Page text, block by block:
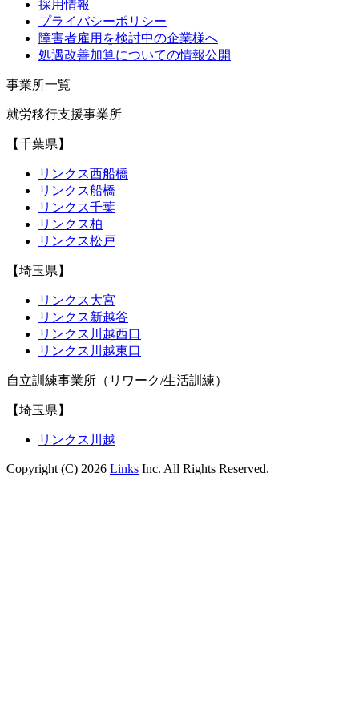
採用情報
プライバシーポリシー
障害者雇用を検討中の企業様へ
処遇改善加算についての情報公開
事業所一覧
就労移行支援事業所
【千葉県】
リンクス西船橋
リンクス船橋
リンクス千葉
リンクス柏
リンクス松戸
【埼玉県】
リンクス大宮
リンクス新越谷
リンクス川越西口
リンクス川越東口
自立訓練事業所（リワーク/生活訓練）
【埼玉県】
リンクス川越
Copyright (C) 2026 Links Inc. All Rights Reserved.